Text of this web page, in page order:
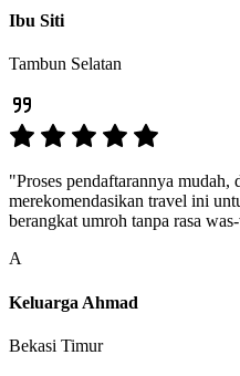
Ibu Siti
Tambun Selatan
"Proses pendaftarannya mudah,
merekomendasikan travel ini
berangkat umroh tanpa rasa
A
Keluarga Ahmad
Bekasi Timur